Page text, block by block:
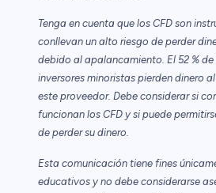
Tenga en cuenta que los CFD son
conllevan un alto riesgo de perder
debido al apalancamiento. El 52 %
inversores minoristas pierden dinero
este proveedor. Debe considerar si
funcionan los CFD y si puede
de perder su dinero.
Esta comunicación tiene fines
educativos y no debe considerarse